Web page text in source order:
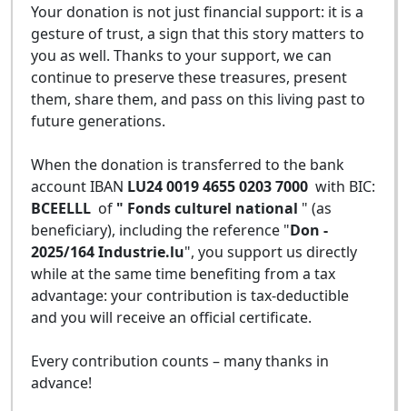
Your donation is not just financial support: it is a
gesture of trust, a sign that this story matters to
you as well. Thanks to your support, we can
continue to preserve these treasures, present
them, share them, and pass on this living past to
future generations.
When the donation is transferred to the bank
account IBAN LU24 0019 4655 0203 7000 with BIC:
BCEELLL of " Fonds culturel national " (as
beneficiary), including the reference "Don -
2025/164 Industrie.lu", you support us directly
while at the same time benefiting from a tax
advantage: your contribution is tax-deductible
and you will receive an official certificate.
Every contribution counts – many thanks in
advance!